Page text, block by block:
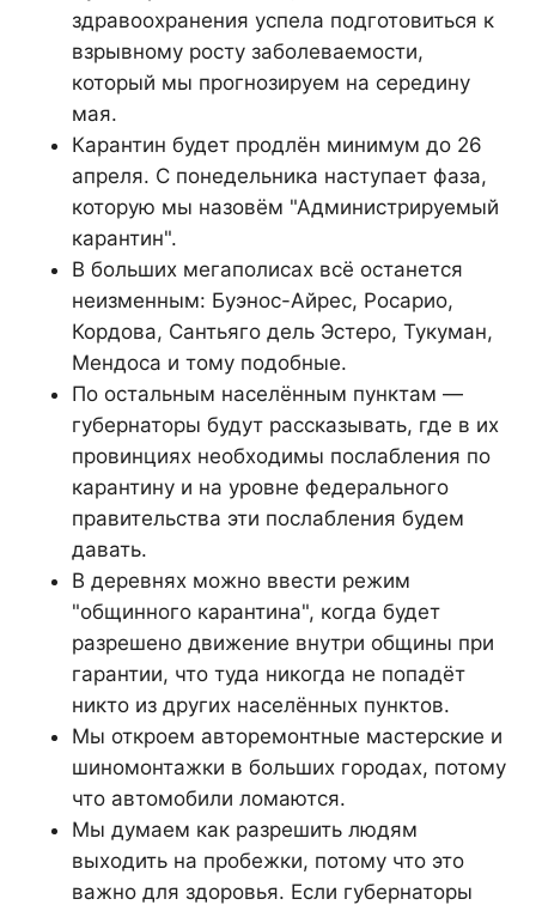
здравоохранения успела подготовиться к
взрывному росту заболеваемости,
который мы прогнозируем на середину
мая.
Карантин будет продлён минимум до 26
апреля. С понедельника наступает фаза,
которую мы назовём "Администрируемый
карантин".
В больших мегаполисах всё останется
неизменным: Буэнос-Айрес, Росарио,
Кордова, Сантьяго дель Эстеро, Тукуман,
Мендоса и тому подобные.
По остальным населённым пунктам —
губернаторы будут рассказывать, где в их
провинциях необходимы послабления по
карантину и на уровне федерального
правительства эти послабления будем
давать.
В деревнях можно ввести режим
"общинного карантина", когда будет
разрешено движение внутри общины при
гарантии, что туда никогда не попадёт
никто из других населённых пунктов.
Мы откроем авторемонтные мастерские и
шиномонтажки в больших городах, потому
что автомобили ломаются.
Мы думаем как разрешить людям
выходить на пробежки, потому что это
важно для здоровья. Если губернаторы